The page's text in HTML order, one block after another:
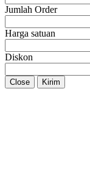
Jumlah Order
Harga satuan
Diskon
Close Kirim